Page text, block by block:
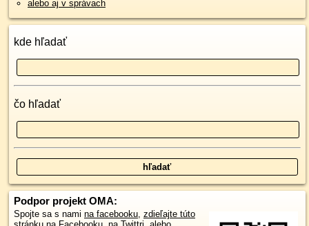
alebo aj v správach
kde hľadať
čo hľadať
Podpor projekt OMA:
Spojte sa s nami na facebooku, zdieľajte túto